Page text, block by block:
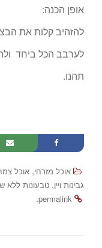
אופן הכנה:
להזהיב קלות את הבצלים
לערבב הכל ביחד
תהנו.
אוכל מזרחי, אוכל
גבינות ויין, טבעונות ללא
permalink
.